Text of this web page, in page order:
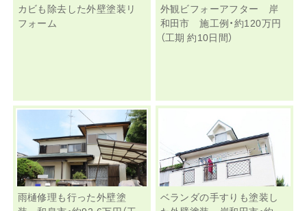
カビも除去した外壁塗装リ
フォーム
外観ビフォーアフター 岸
和田市 施工例・約120万円
（工期 約10日間）
雨樋修理も行った外壁塗
ベランダの手すりも塗装し